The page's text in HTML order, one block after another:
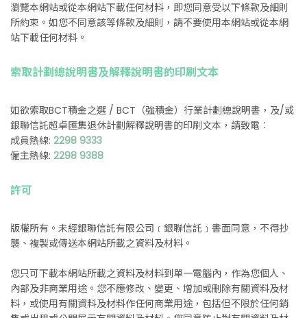
瀏覽本網站或從本網站下載任何材料，即您同意受以下條款及細則
所約束。如您不同意該等條款及細則，請不要使用本網站或從本網
站下載任何材料。
索取計劃總說明書及解釋說明書的印刷文本
如欲索取BCT積金之選 / BCT（強積金）行業計劃總說明書，及/或
銀聯信託超卓匯集退休計劃解釋說明書的印刷文本，請致電︰
成員熱線: 2298 9333
僱主熱線: 2298 9388
許可
版權所有。未經銀聯信託有限公司﹝銀聯信託﹞書面同意，不得抄
襲、複製或傳送本網站所載之資料及材料。
您只可下載本網站所載之資料及材料到單一電腦內，作為您個人、
內部及非商業用途。您不應修改、變更、增加或刪除有關資料及材
料，或使用有關資料及材料作任何商業用途，包括但不限於任何銷